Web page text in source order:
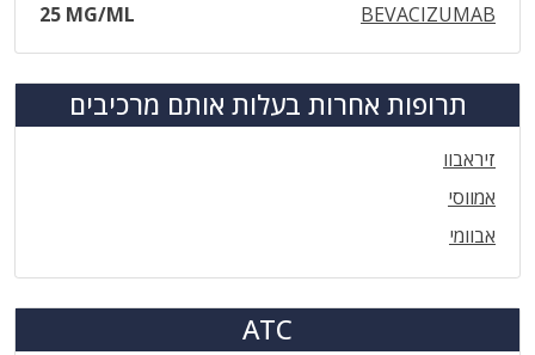
BEVACIZUMAB
25 MG/ML
תרופות אחרות בעלות אותם מרכיבים
זיראבוו
אמווסי
אבוומי
ATC